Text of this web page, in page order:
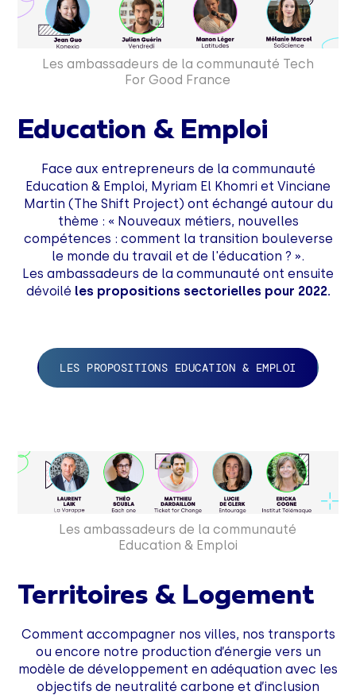
Les ambassadeurs de la communauté Tech
For Good France
Education & Emploi
Face aux entrepreneurs de la communauté
Education & Emploi, Myriam El Khomri et Vinciane
Martin (The Shift Project) ont échangé autour du
thème : « Nouveaux métiers, nouvelles
compétences : comment la transition bouleverse
le monde du travail et de l'éducation ? ».
Les ambassadeurs de la communauté ont ensuite
dévoilé les propositions sectorielles pour 2022.
LES PROPOSITIONS EDUCATION & EMPLOI
Les ambassadeurs de la communauté
Education & Emploi
Territoires & Logement
Comment accompagner nos villes, nos transports
ou encore notre production d’énergie vers un
modèle de développement en adéquation avec les
objectifs de neutralité carbone et d’inclusion